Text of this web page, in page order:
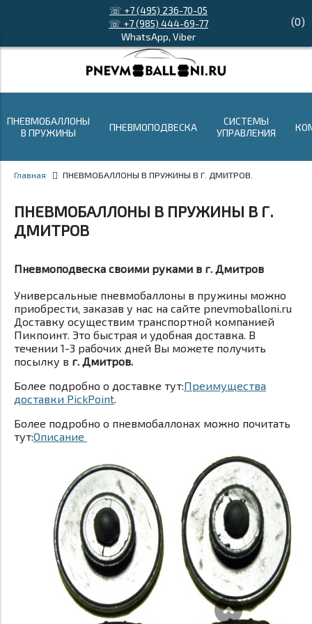
☏ +7 (495) 236-70-05
☏ +7 (985) 444-69-77
WhatsApp, Viber
(0)
ПНЕВМОБАЛЛОНЫ
В ПРУЖИНЫ
ПНЕВМОПОДВЕСКА
СИСТЕМЫ
УПРАВЛЕНИЯ
Главная ПНЕВМОБАЛЛОНЫ В ПРУЖИНЫ В Г. ДМИТРОВ.
ПНЕВМОБАЛЛОНЫ В ПРУЖИНЫ В Г.
ДМИТРОВ
Пневмоподвеска своими руками в г. Дмитров
Универсальные пневмобаллоны в пружины можно
приобрести, заказав у нас на сайте pnevmoballoni.ru
Доставку осуществим транспортной компанией
Пикпоинт. Это быстрая и удобная доставка. В
течении 1-3 рабочих дней Вы можете получить
посылку в г. Дмитров.
Более подробно о доставке тут:Преимущества
доставки PickPoint.
Более подробно о пневмобаллонах можно почитать
тут:Описание